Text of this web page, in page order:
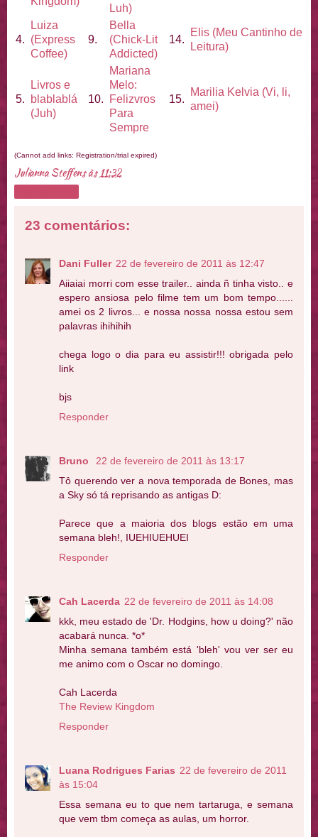
Luh)
4.
Luiza
(Express
Coffee)
9.
Bella
(Chick-Lit
Addicted)
14.
Elis (Meu Cantinho de
Leitura)
5.
Livros e
blablablá
(Juh)
10.
Mariana
Melo:
Felizvros
Para
Sempre
15.
Marilia Kelvia (Vi, li,
amei)
(Cannot add links: Registration/trial expired)
Julianna Steffensàs 11:32
23 comentários:
Dani Fuller 22 de fevereiro de 2011 às 12:47
Aiiaiai morri com esse trailer.. ainda ñ tinha visto.. e
espero ansiosa pelo filme tem um bom tempo......
amei os 2 livros... e nossa nossa nossa estou sem
palavras ihihihih
chega logo o dia para eu assistir!!! obrigada pelo
link
bjs
Responder
Bruno
22 de fevereiro de 2011 às 13:17
Tô querendo ver a nova temporada de Bones, mas
a Sky só tá reprisando as antigas D:
Parece que a maioria dos blogs estão em uma
semana bleh!, IUEHIUEHUEI
Responder
Cah Lacerda 22 de fevereiro de 2011 às 14:08
kkk, meu estado de 'Dr. Hodgins, how u doing?' não
acabará nunca. *o*
Minha semana também está 'bleh' vou ver ser eu
me animo com o Oscar no domingo.
Cah Lacerda
The Review Kingdom
Responder
Luana Rodrigues Farias 22 de fevereiro de 2011
às 15:04
Essa semana eu to que nem tartaruga, e semana
que vem tbm começa as aulas, um horror.